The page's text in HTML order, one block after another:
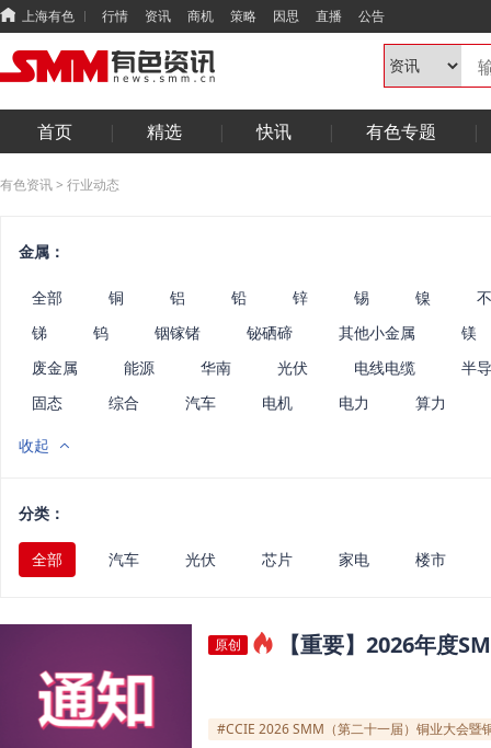
上海有色 行情 资讯 商机 策略 因思 直播 公告
首页 精选 快讯 有色专题
有色资讯> 行业动态
金属：
全部 铜 铝 铅 锌 锡 镍
锑
钨 铟镓锗 铋硒碲 其他小金属
镁
废金属
能源 华南 光伏 电线电缆
半
固态
综合 汽车 电机 电力 算力
收起
分类：
全部 汽车 光伏 芯片 家电 楼市
原创 【重要】2026年度
#CCIE 2026 SMM（第二十一届）铜业大会暨